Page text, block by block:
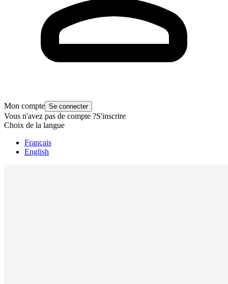
Mon compte Se connecter
Vous n'avez pas de compte ?S'inscrire
Choix de la langue
Français
English